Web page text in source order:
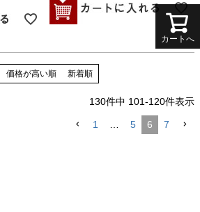
価格が高い順 新着順
130件中 101-120件表示
1 … 5 6 7
カートへ